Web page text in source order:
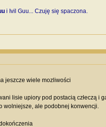
i Ivil Guu... Czuję się spaczona.
jeszcze wiele mozliwości
lisie upiory pod postacią człeczą i
wolniejsze, ale podobnej konwencji.